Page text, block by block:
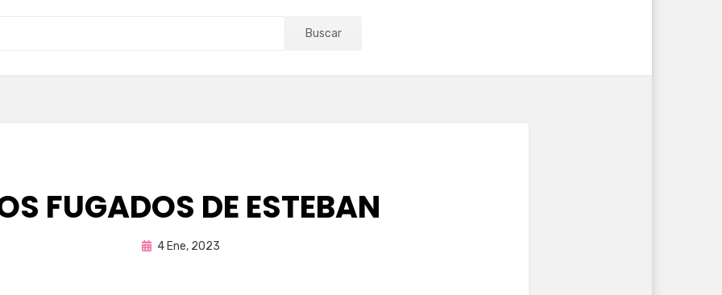
Buscar
FUGADOS DE ESTEBAN
porFernando Miranda Servín
Publicada
4 Ene, 2023